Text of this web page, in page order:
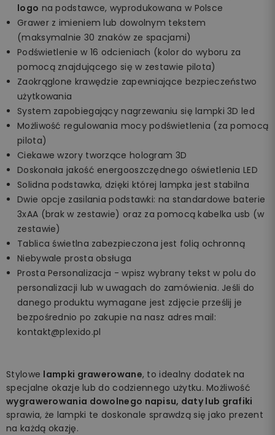
logo na podstawce, wyprodukowana w Polsce
Grawer z imieniem lub dowolnym tekstem
(maksymalnie 30 znaków ze spacjami)
Podświetlenie w 16 odcieniach (kolor do wyboru za
pomocą znajdującego się w zestawie pilota)
Zaokrąglone krawędzie zapewniające bezpieczeństwo
użytkowania
System zapobiegający nagrzewaniu się lampki 3D led
Możliwość regulowania mocy podświetlenia (za pomocą
pilota)
Ciekawe wzory tworzące hologram 3D
Doskonała jakość energooszczędnego oświetlenia LED
Solidna podstawka, dzięki której lampka jest stabilna
Dwie opcje zasilania podstawki: na standardowe baterie
3xAA (brak w zestawie) oraz za pomocą kabelka usb (w
zestawie)
Tablica świetlna zabezpieczona jest folią ochronną
Niebywale prosta obsługa
Prosta Personalizacja - wpisz wybrany tekst w polu do
personalizacji lub w uwagach do zamówienia. Jeśli do
danego produktu wymagane jest zdjęcie prześlij je
bezpośrednio po zakupie na nasz adres mail:
kontakt@plexido.pl
Stylowe lampki grawerowane, to idealny dodatek na
specjalne okazje lub do codziennego użytku. Możliwość
wygrawerowania dowolnego napisu, daty lub grafiki
sprawia, że lampki te doskonale sprawdzą się jako prezent
na każdą okazję.